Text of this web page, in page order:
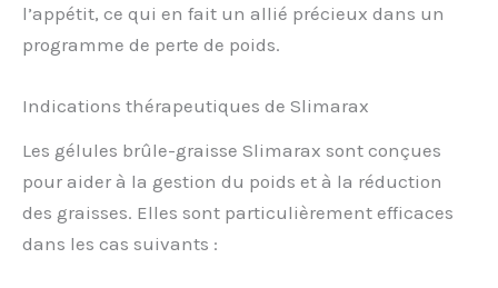
l’appétit, ce qui en fait un allié précieux dans un
programme de perte de poids.
Indications thérapeutiques de Slimarax
Les gélules brûle-graisse Slimarax sont conçues
pour aider à la gestion du poids et à la réduction
des graisses. Elles sont particulièrement efficaces
dans les cas suivants :